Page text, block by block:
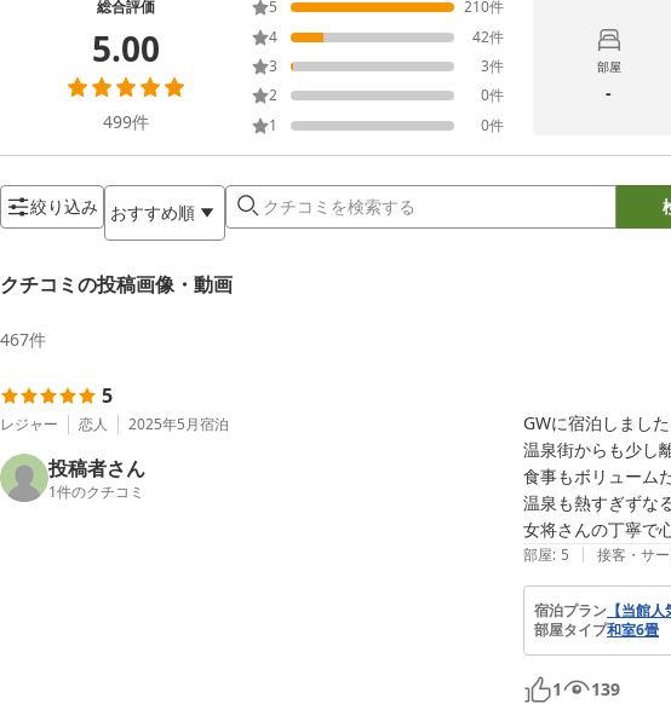
総合評価
5.00
499件
5 210件
4
42件
3
3件
2
0件
1
0件
部屋
-
絞り込み おすすめ順
クチコミの投稿画像・動画
467件
5
レジャー 恋人 2025年5月宿泊
投稿者さん
1件のクチコミ
GWに宿泊しました
温泉街からも少し
食事もボリューム
温泉も熱すぎずな
女将さんの丁寧で
部屋: 5 | 接客・サ
宿泊プラン 【当館
部屋タイプ和室6畳
1 139